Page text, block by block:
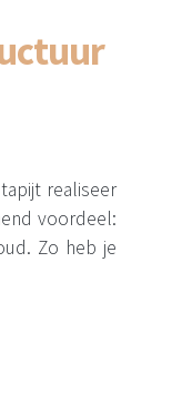
realiseer
voordeel:
Zo heb je